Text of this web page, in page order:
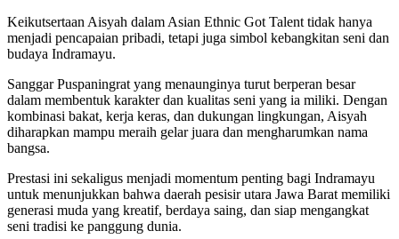
Keikutsertaan Aisyah dalam Asian Ethnic Got Talent tidak hanya
menjadi pencapaian pribadi, tetapi juga simbol kebangkitan seni dan
budaya Indramayu.
Sanggar Puspaningrat yang menaunginya turut berperan besar
dalam membentuk karakter dan kualitas seni yang ia miliki. Dengan
kombinasi bakat, kerja keras, dan dukungan lingkungan, Aisyah
diharapkan mampu meraih gelar juara dan mengharumkan nama
bangsa.
Prestasi ini sekaligus menjadi momentum penting bagi Indramayu
untuk menunjukkan bahwa daerah pesisir utara Jawa Barat memiliki
generasi muda yang kreatif, berdaya saing, dan siap mengangkat
seni tradisi ke panggung dunia.